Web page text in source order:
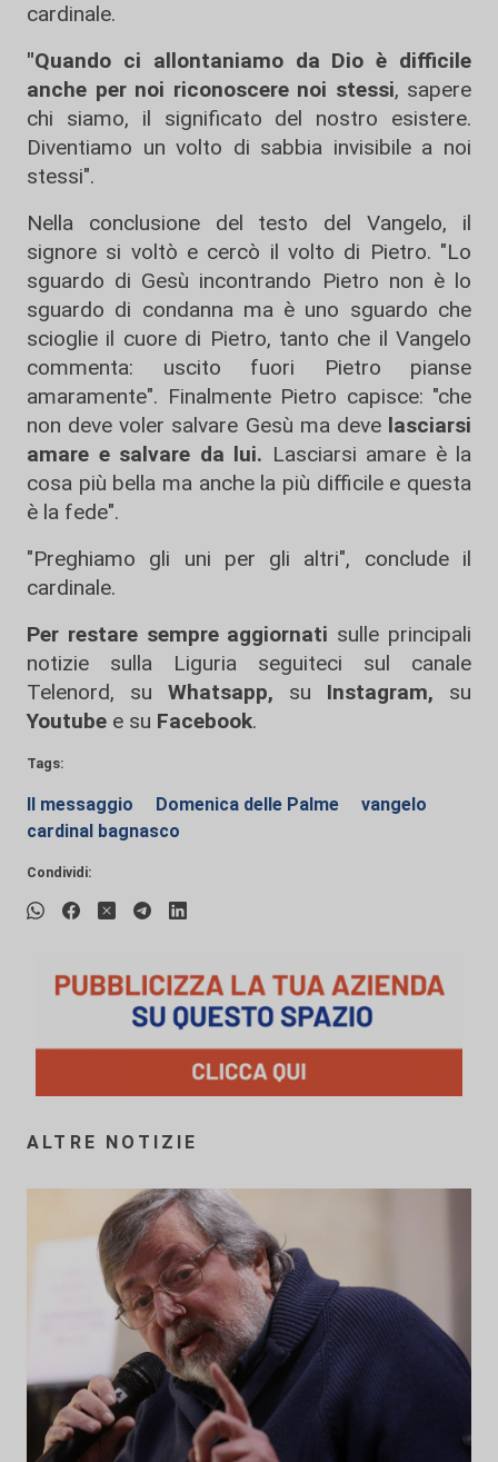
cardinale.
"Quando ci allontaniamo da Dio è difficile
anche per noi riconoscere noi stessi, sapere
chi siamo, il significato del nostro esistere.
Diventiamo un volto di sabbia invisibile a noi
stessi".
Nella conclusione del testo del Vangelo, il
signore si voltò e cercò il volto di Pietro. "Lo
sguardo di Gesù incontrando Pietro non è lo
sguardo di condanna ma è uno sguardo che
scioglie il cuore di Pietro, tanto che il Vangelo
commenta: uscito fuori Pietro pianse
amaramente". Finalmente Pietro capisce: "che
non deve voler salvare Gesù ma develasciarsi
amare e salvare da lui. Lasciarsi amare è la
cosa più bella ma anche la più difficile e questa
è la fede".
"Preghiamo gli uni per gli altri", conclude il
cardinale.
Per restare sempre aggiornati sulle principali
notizie sulla Liguria seguiteci sul canale
Telenord, su
Whatsapp, su Instagram, su
Youtube e su Facebook.
Tags:
Il messaggio Domenica delle Palme
vangelo
cardinal bagnasco
Condividi:
ALTRE NOTIZIE